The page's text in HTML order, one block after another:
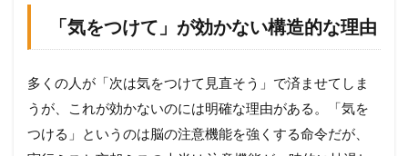
「気をつけて」が効かない構造的な理由
多くの人が「次は気をつけて見直そう」で済ませてしま
うが、これが効かないのには明確な理由がある。「気を
つける」というのは脳の注意機能を強くする命令だが、